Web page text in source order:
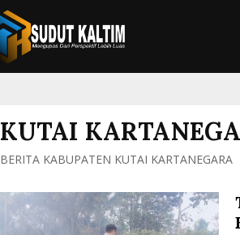
KUTAI
BERITA KABUPATEN KUTAI KARTANEGARA